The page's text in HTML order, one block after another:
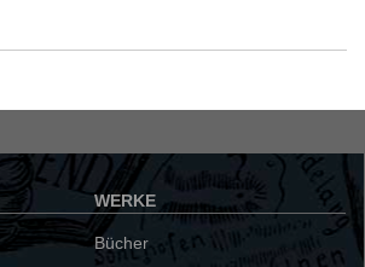
WERKE
Bücher